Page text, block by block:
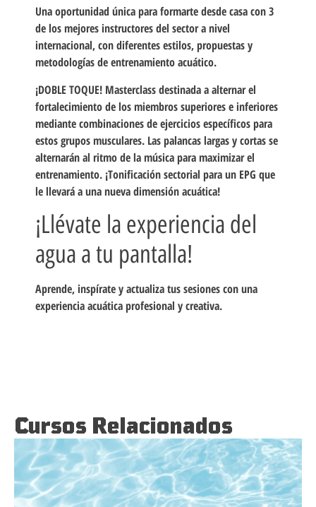
Una oportunidad única para formarte desde casa con 3
de los mejores instructores del sector a nivel
internacional, con diferentes estilos, propuestas y
metodologías de entrenamiento acuático.
¡DOBLE TOQUE! Masterclass destinada a alternar el
fortalecimiento de los miembros superiores e inferiores
mediante combinaciones de ejercicios específicos para
estos grupos musculares. Las palancas largas y cortas se
alternarán al ritmo de la música para maximizar el
entrenamiento. ¡Tonificación sectorial para un EPG que
le llevará a una nueva dimensión acuática!
¡Llévate la experiencia del
agua a tu pantalla!
Aprende, inspírate y actualiza tus sesiones con una
experiencia acuática profesional y creativa.
Cursos Relacionados